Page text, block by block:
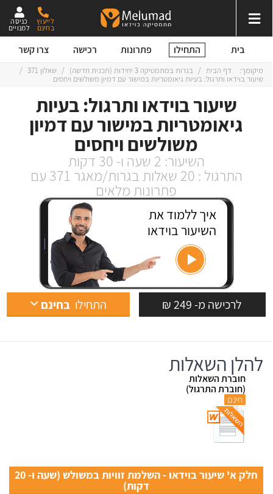
כניסה
למנויים
לייעוץ
בחינם
בית התחילו פתרונות רכישה צרו קשר
שיעור בוידאו ותרגול: בעיות
גיאומטריות במישור עם דמיון
משולשים ויחסים
השיעור: 2 שעה ו- 30 דקות
התרגול : 20 שאלות בגרות/מאגר 371 עם
פתרונות מלאים
לרכישה מ- 249 ₪ התחילובחינם
איך ללמוד את
השיעור בוידאו
מיקומך: דף הבית / בגרות במתמטיקה 3 יחידות (תכנית חדשה) / שאלון 371
/
שיעור בוידאו ותרגול: בעיות גיאומטריות במישור עם דמיון משולשים ויחסים
להלן השאלות
חוברת השאלות
(חוברת התרגול)
חינם
חלק א' שיעור בוידאו - השלמת זוויות במשולש (שעה ו- 20
דקות)